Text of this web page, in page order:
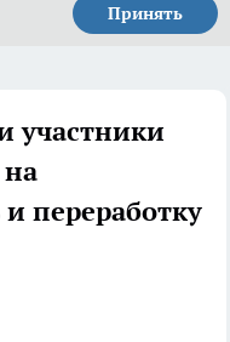
Принять
участники
переработку